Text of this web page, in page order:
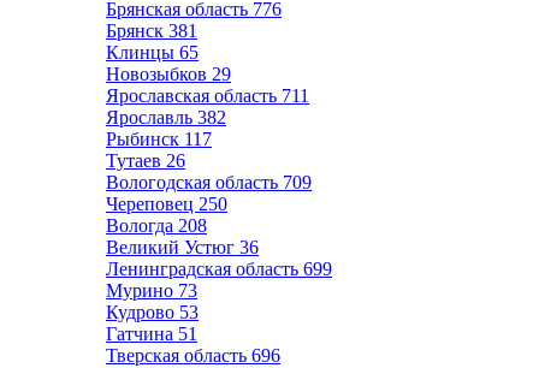
Брянская область 776
Брянск 381
Клинцы 65
Новозыбков 29
Ярославская область 711
Ярославль 382
Рыбинск 117
Тутаев 26
Вологодская область 709
Череповец 250
Вологда 208
Великий Устюг 36
Ленинградская область 699
Мурино 73
Кудрово 53
Гатчина 51
Тверская область 696